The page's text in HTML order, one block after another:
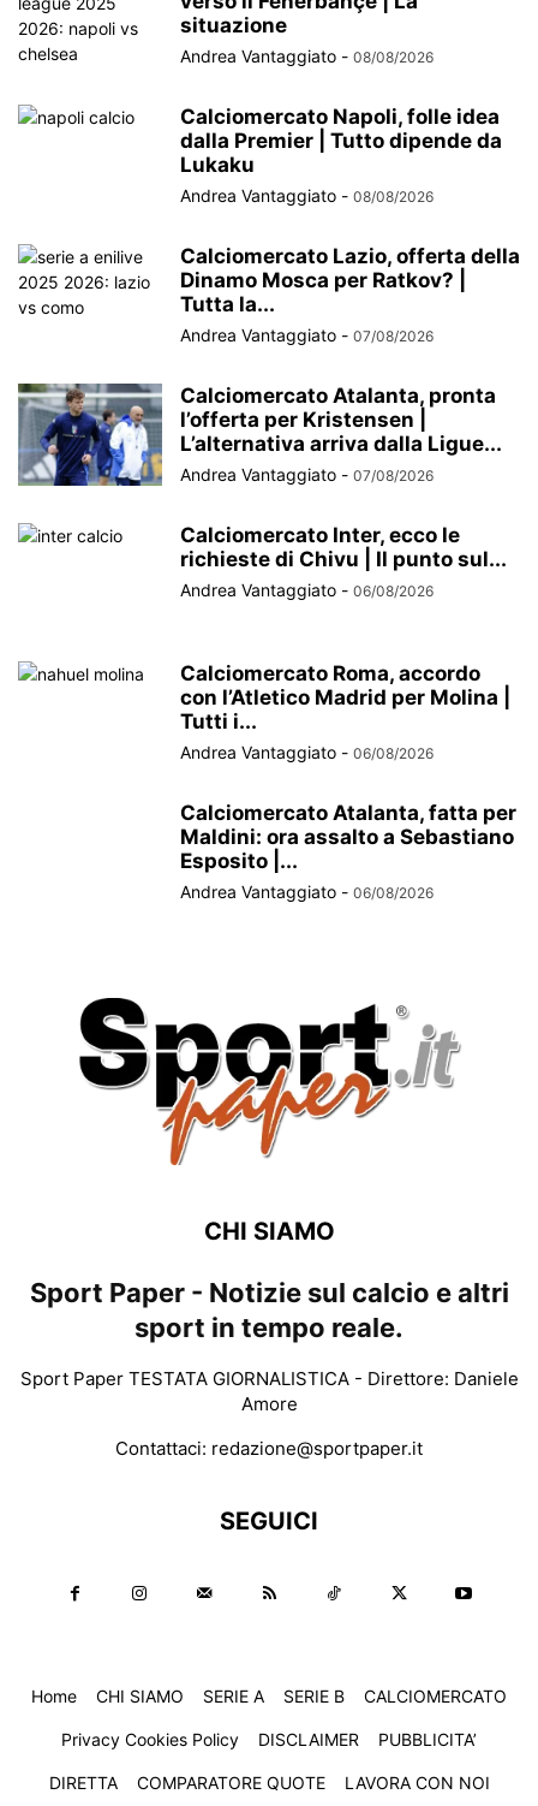
situazione
Andrea Vantaggiato - 08/08/2026
Calciomercato Napoli, folle idea
dalla Premier | Tutto dipende da
Lukaku
Andrea Vantaggiato - 08/08/2026
Calciomercato Lazio, offerta della
Dinamo Mosca per Ratkov? |
Tutta la...
Andrea Vantaggiato - 07/08/2026
Calciomercato Atalanta, pronta
l’offerta per Kristensen |
L’alternativa arriva dalla Ligue...
Andrea Vantaggiato - 07/08/2026
Calciomercato Inter, ecco le
richieste di Chivu | Il punto sul...
Andrea Vantaggiato - 06/08/2026
Calciomercato Roma, accordo
con l’Atletico Madrid per Molina |
Tutti i...
Andrea Vantaggiato - 06/08/2026
Calciomercato Atalanta, fatta per
Maldini: ora assalto a Sebastiano
Esposito |...
Andrea Vantaggiato - 06/08/2026
CHI SIAMO
Sport Paper - Notizie sul calcio e altri
sport in tempo reale.
Sport Paper TESTATA GIORNALISTICA - Direttore: Daniele
Amore
Contattaci: redazione@sportpaper.it
SEGUICI
Home CHI SIAMO SERIE A SERIE B CALCIOMERCATO
Privacy Cookies Policy DISCLAIMER PUBBLICITA’
DIRETTA COMPARATORE QUOTE LAVORA CON NOI